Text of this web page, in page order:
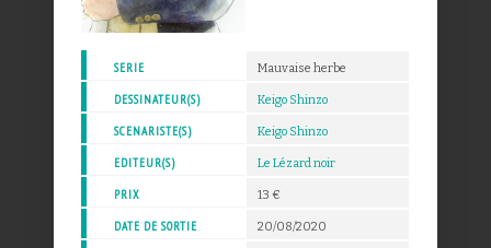
SERIE Mauvaise herbe
DESSINATEUR(S) Keigo Shinzo
SCENARISTE(S) Keigo Shinzo
EDITEUR(S) Le Lézard noir
PRIX 13 €
DATE DE SORTIE 20/08/2020